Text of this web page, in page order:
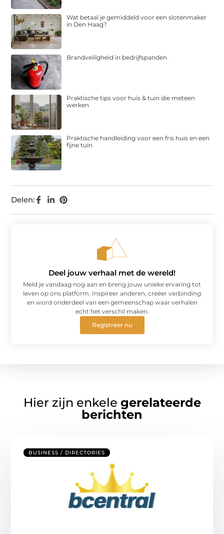
Delen:
Wat betaal je gemiddeld voor een slotenmaker
in Den Haag?
Brandveiligheid in bedrijfspanden
Praktische tips voor huis & tuin die meteen
werken
Praktische handleiding voor een fris huis en een
fijne tuin
Deel jouw verhaal met de wereld!
Meld je vandaag nog aan en breng jouw unieke ervaring tot
leven op ons platform. Inspireer anderen, creëer verbinding
en word onderdeel van een gemeenschap waar verhalen
echt het verschil maken.
Registreer nu
Hier zijn enkele gerelateerde
berichten
BUSINESS / DIRECTORIES